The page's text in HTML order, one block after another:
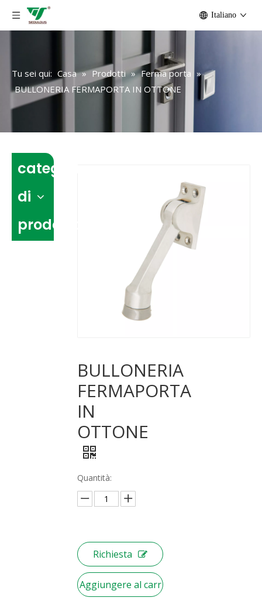
Italiano
Tu sei qui: Casa » Prodotti » Ferma porta »
BULLONERIA FERMAPORTA IN OTTONE
categoria
di
prodotto
BULLONERIA
FERMAPORTA
IN
OTTONE
Quantità:
Richiesta
Aggiungere al carr